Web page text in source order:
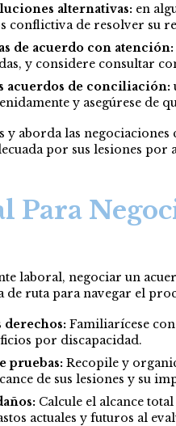
alternativas: en
conflictiva de resolver su
de acuerdo con atención:
y considere consultar
acuerdos de conciliación:
y asegúrese de
y aborda las
por sus lesiones por
Para
laboral, negociar un
ruta para navegar el
derechos: Familiarícese
por discapacidad.
pruebas: Recopile y
de sus lesiones y su
Calcule el alcance
actuales y futuros al